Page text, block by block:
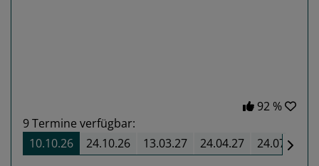
92 %
9Termine verfügbar:
10.10.26
24.10.26 13.03.27 24.04.27 24.07.27